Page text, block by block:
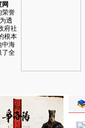
荣誉
透
府社
根本
中海
了全